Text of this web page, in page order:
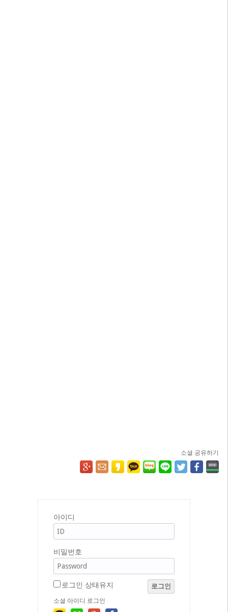
소셜 공유하기
아이디
비밀번호
로그인 상태유지 로그인
소셜 아이디 로그인